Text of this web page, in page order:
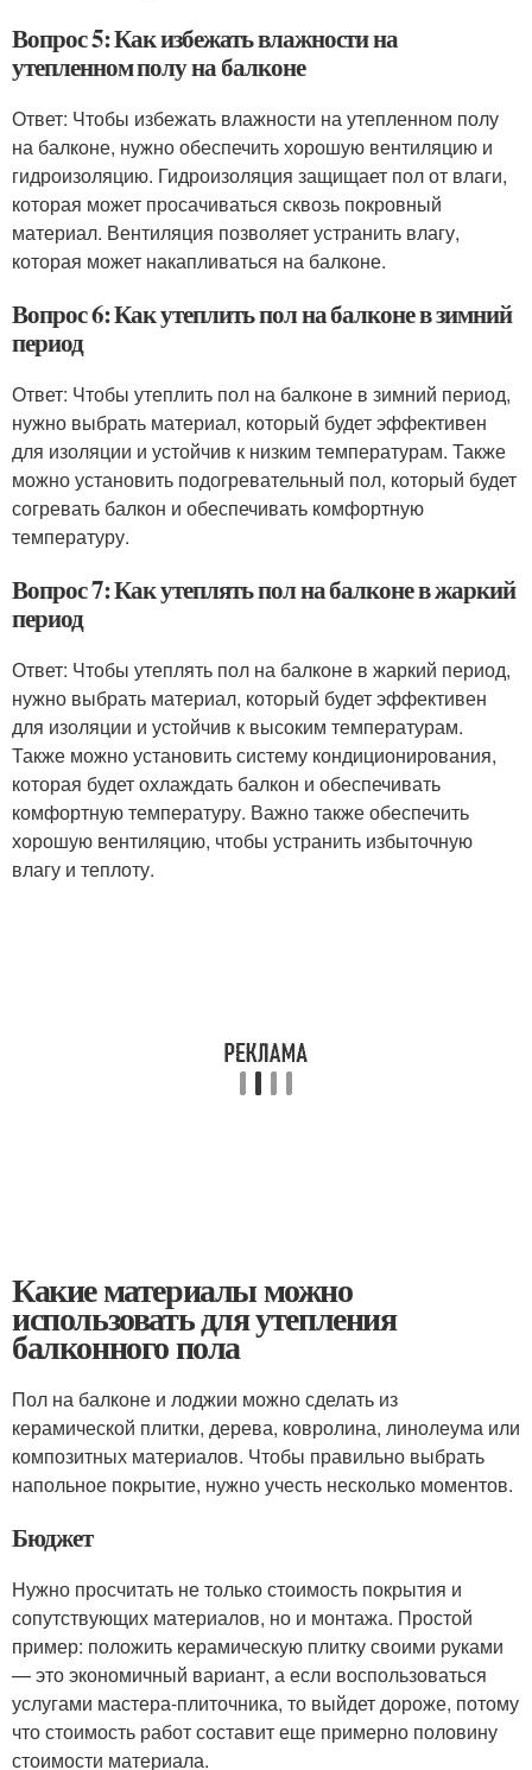
Вопрос 5: Как избежать влажности на
утепленном полу на балконе
Ответ: Чтобы избежать влажности на утепленном полу
на балконе, нужно обеспечить хорошую вентиляцию и
гидроизоляцию. Гидроизоляция защищает пол от влаги,
которая может просачиваться сквозь покровный
материал. Вентиляция позволяет устранить влагу,
которая может накапливаться на балконе.
Вопрос 6: Как утеплить пол на балконе в зимний
период
Ответ: Чтобы утеплить пол на балконе в зимний период,
нужно выбрать материал, который будет эффективен
для изоляции и устойчив к низким температурам. Также
можно установить подогревательный пол, который будет
согревать балкон и обеспечивать комфортную
температуру.
Вопрос 7: Как утеплять пол на балконе в жаркий
период
Ответ: Чтобы утеплять пол на балконе в жаркий период,
нужно выбрать материал, который будет эффективен
для изоляции и устойчив к высоким температурам.
Также можно установить систему кондиционирования,
которая будет охлаждать балкон и обеспечивать
комфортную температуру. Важно также обеспечить
хорошую вентиляцию, чтобы устранить избыточную
влагу и теплоту.
Какие материалы можно
использовать для утепления
балконного пола
Пол на балконе и лоджии можно сделать из
керамической плитки, дерева, ковролина, линолеума или
композитных материалов. Чтобы правильно выбрать
напольное покрытие, нужно учесть несколько моментов.
Бюджет
Нужно просчитать не только стоимость покрытия и
сопутствующих материалов, но и монтажа. Простой
пример: положить керамическую плитку своими руками
— это экономичный вариант, а если воспользоваться
услугами мастера-плиточника, то выйдет дороже, потому
что стоимость работ составит еще примерно половину
стоимости материала.